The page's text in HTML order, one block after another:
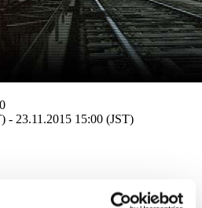
- 23.11.2015 15:00 (JST)
ogni 6 ore)